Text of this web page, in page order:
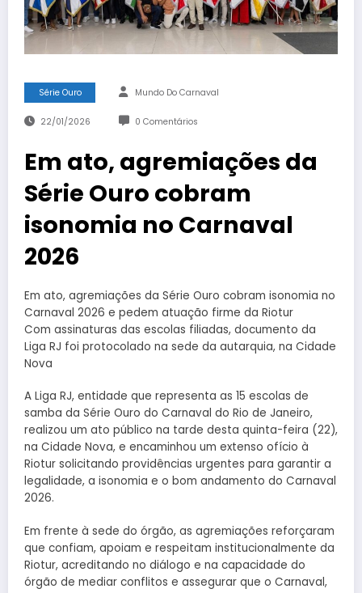
Série Ouro Mundo Do Carnaval
22/01/2026 0 Comentários
Em ato, agremiações da
Série Ouro cobram
isonomia no Carnaval
2026
Em ato, agremiações da Série Ouro cobram isonomia no
Carnaval 2026 e pedem atuação firme da Riotur
Com assinaturas das escolas filiadas, documento da
Liga RJ foi protocolado na sede da autarquia, na Cidade
Nova
A Liga RJ, entidade que representa as 15 escolas de
samba da Série Ouro do Carnaval do Rio de Janeiro,
realizou um ato público na tarde desta quinta-feira (22),
na Cidade Nova, e encaminhou um extenso ofício à
Riotur solicitando providências urgentes para garantir a
legalidade, a isonomia e o bom andamento do Carnaval
2026.
Em frente à sede do órgão, as agremiações reforçaram
que confiam, apoiam e respeitam institucionalmente da
Riotur, acreditando no diálogo e na capacidade do
órgão de mediar conflitos e assegurar que o Carnaval,